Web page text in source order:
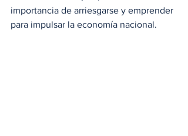
importancia de arriesgarse y emprender
para impulsar la economía nacional.